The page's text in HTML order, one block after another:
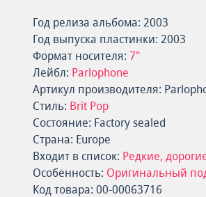
Год релиза альбома: 2003
Год выпуска пластинки: 2003
Формат носителя: 7"
Лейбл: Parlophone
Артикул производителя:
Стиль: Brit Pop
Состояние: Factory sealed
Страна: Europe
Входит в список: Редкие,
Особенность: Оригинальный
Код товара: 00-00063716